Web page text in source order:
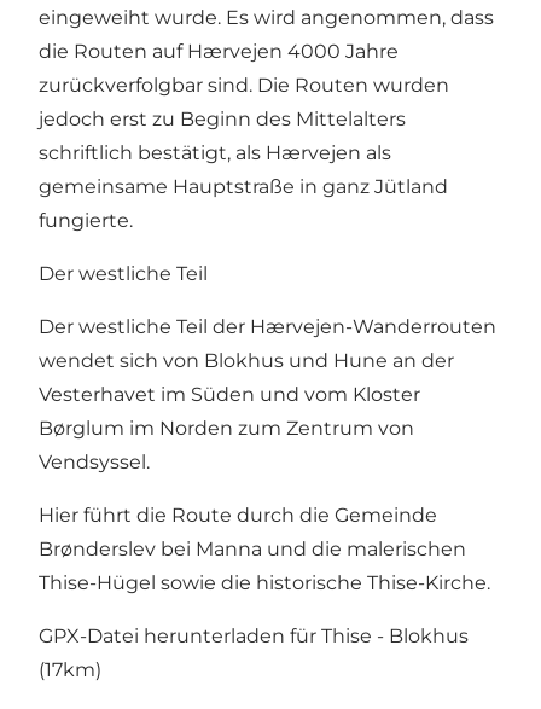
eingeweiht wurde. Es wird angenommen, dass
die Routen auf Hærvejen 4000 Jahre
zurückverfolgbar sind. Die Routen wurden
jedoch erst zu Beginn des Mittelalters
schriftlich bestätigt, als Hærvejen als
gemeinsame Hauptstraße in ganz Jütland
fungierte.
Der westliche Teil
Der westliche Teil der Hærvejen-Wanderrouten
wendet sich von Blokhus und Hune an der
Vesterhavet im Süden und vom Kloster
Børglum im Norden zum Zentrum von
Vendsyssel.
Hier führt die Route durch die Gemeinde
Brønderslev bei Manna und die malerischen
Thise-Hügel sowie die historische Thise-Kirche.
GPX-Datei herunterladen für Thise - Blokhus
(17km)